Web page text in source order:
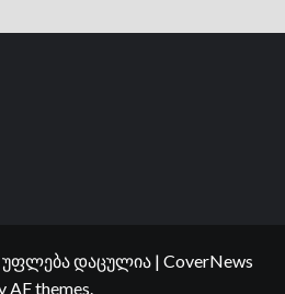
უფლება დაცულია | CoverNews
AF themes.